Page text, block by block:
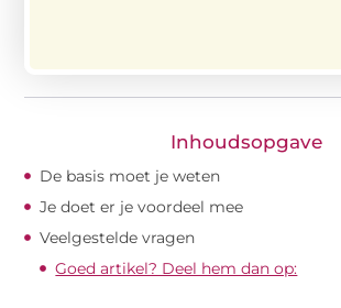
Inhoudsopgave
De basis moet je weten
Je doet er je voordeel mee
Veelgestelde vragen
Goed artikel? Deel hem dan op: